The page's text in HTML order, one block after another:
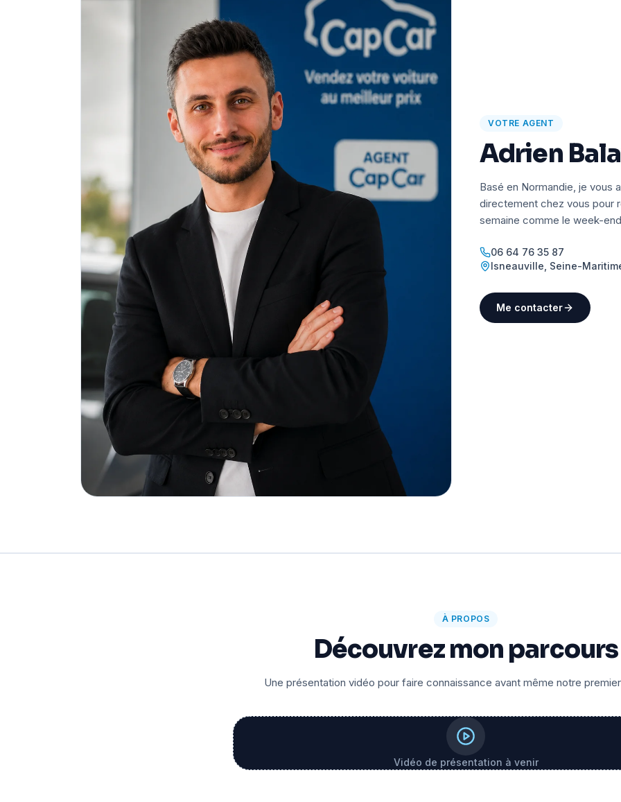
VOTRE AGENT
Adrien
Basé en Normandie, je vous
directement chez vous pour
semaine comme le week-
06 64 76 35 87
Isneauville Seine-
Me contacter
À PROPOS
Découvrez mon parcours
Une présentation vidéo pour faire connaissance avant même notre
Vidéo de présentation à venir